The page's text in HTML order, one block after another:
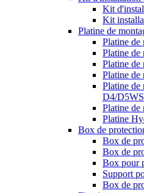
Kit
Kit
Platine de
Platine de
Platine de
Platine de
Platine de
Platine de
D4/D5WS
Platine de
Platine
Box de
Box de
Box de
Box pour
Support
Box de